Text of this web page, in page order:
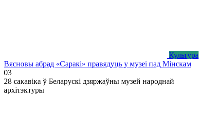
Культура
Вясновы абрад «Саракі» правядуць у музеі пад Мінскам
03
28 сакавіка ў Беларускі дзяржаўны музей народнай
архітэктуры